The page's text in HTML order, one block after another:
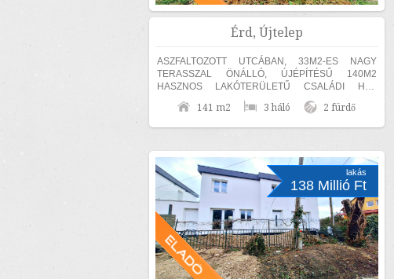
Érd, Újtelep
ASZFALTOZOTT UTCÁBAN, 33M2-ES NAGY
TERASSZAL ÖNÁLLÓ, ÚJÉPÍTÉSŰ 140M2
HASZNOS LAKÓTERÜLETŰ CSALÁDI HÁZ
ELADÓ! KÜLÖN SZÜLŐI HÁLÓ,
FÜRDŐSZOBÁVAL ÉS GARDRÓBBAL! A TELKEN
141 m2 3 háló 2 fürdő
lakás
138 Millió Ft